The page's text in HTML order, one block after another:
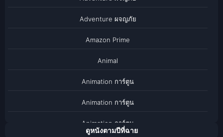
Adventure ผจญภัย
Amazon Prime
Animal
Animation การ์ตูน
Animation การ์ตูน
Animation การ์ตูน
ดูหนังตามปีที่ฉาย